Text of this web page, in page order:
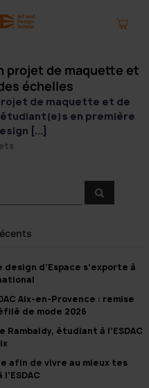
projet de maquette et
échelles
de maquette et de
en première
[...]
R
e
r
d’Espace s’exporte à
Aix-en-Provence : remise
de mode 2026
Rambaldy, étudiant à l’ESDAC
afin de vivre au mieux tes